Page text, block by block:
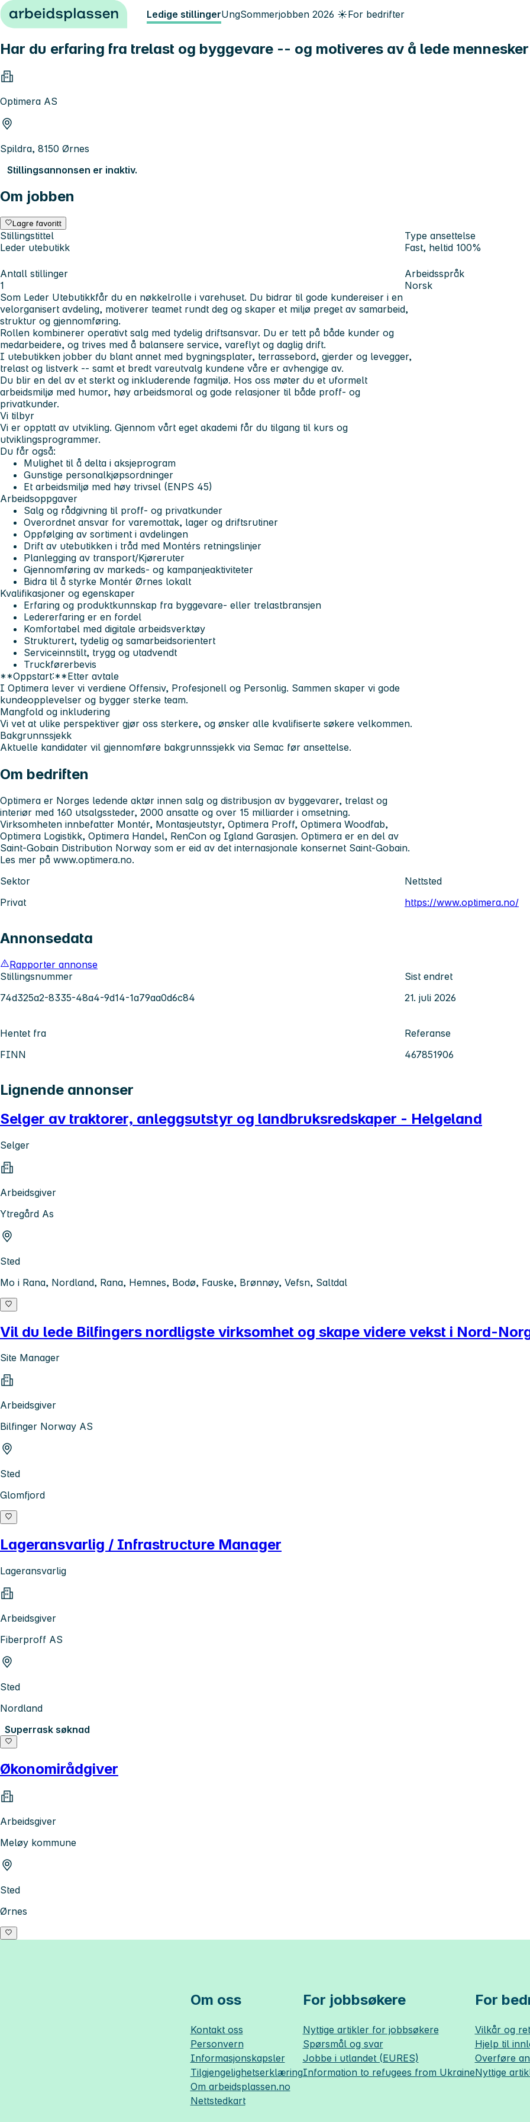
Hopp til innhold Ledige stillingerUngSommerjobben 2026 ☀️For bedrifter
Har du erfaring fra trelast og byggevare -- og motiveres av å lede
Optimera AS
Spildra, 8150 Ørnes
Stillingsannonsen er inaktiv.
Om jobben
Lagre favoritt
Stillingstittel
Leder utebutikk
Type ansettelse
Fast, heltid 100%
Antall stillinger
1
Arbeidsspråk
Norsk
Som Leder Utebutikkfår du en nøkkelrolle i varehuset. Du bidrar til gode kundereiser i en
velorganisert avdeling, motiverer teamet rundt deg og skaper et miljø preget av samarbeid,
struktur og gjennomføring.
Rollen kombinerer operativt salg med tydelig driftsansvar. Du er tett på både kunder og
medarbeidere, og trives med å balansere service, vareflyt og daglig drift.
I utebutikken jobber du blant annet med bygningsplater, terrassebord, gjerder og levegger,
trelast og listverk -- samt et bredt vareutvalg kundene våre er avhengige av.
Du blir en del av et sterkt og inkluderende fagmiljø. Hos oss møter du et uformelt
arbeidsmiljø med humor, høy arbeidsmoral og gode relasjoner til både proff- og
privatkunder.
Vi tilbyr
Vi er opptatt av utvikling. Gjennom vårt eget akademi får du tilgang til kurs og
utviklingsprogrammer.
Du får også:
Mulighet til å delta i aksjeprogram
Gunstige personalkjøpsordninger
Et arbeidsmiljø med høy trivsel (ENPS 45)
Arbeidsoppgaver
Salg og rådgivning til proff- og privatkunder
Overordnet ansvar for varemottak, lager og driftsrutiner
Oppfølging av sortiment i avdelingen
Drift av utebutikken i tråd med Montérs retningslinjer
Planlegging av transport/Kjøreruter
Gjennomføring av markeds- og kampanjeaktiviteter
Bidra til å styrke Montér Ørnes lokalt
Kvalifikasjoner og egenskaper
Erfaring og produktkunnskap fra byggevare- eller trelastbransjen
Ledererfaring er en fordel
Komfortabel med digitale arbeidsverktøy
Strukturert, tydelig og samarbeidsorientert
Serviceinnstilt, trygg og utadvendt
Truckførerbevis
**Oppstart:**Etter avtale
I Optimera lever vi verdiene Offensiv, Profesjonell og Personlig. Sammen skaper vi gode
kundeopplevelser og bygger sterke team.
Mangfold og inkludering
Vi vet at ulike perspektiver gjør oss sterkere, og ønsker alle kvalifiserte søkere velkommen.
Bakgrunnssjekk
Aktuelle kandidater vil gjennomføre bakgrunnssjekk via Semac før ansettelse.
Om bedriften
Optimera er Norges ledende aktør innen salg og distribusjon av byggevarer, trelast og
interiør med 160 utsalgssteder, 2000 ansatte og over 15 milliarder i omsetning.
Virksomheten innbefatter Montér, Montasjeutstyr, Optimera Proff, Optimera Woodfab,
Optimera Logistikk, Optimera Handel, RenCon og Igland Garasjen. Optimera er en del av
Saint-Gobain Distribution Norway som er eid av det internasjonale konsernet Saint-Gobain.
Les mer på www.optimera.no.
Sektor
Privat
Nettsted
https://www.optimera.no/
Annonsedata
Rapporter annonse
Stillingsnummer
74d325a2-8335-48a4-9d14-1a79aa0d6c84
Sist endret
21. juli 2026
Hentet fra
FINN
Referanse
467851906
Lignende annonser
Selger av traktorer, anleggsutstyr og landbruksredskaper - Helgeland
Selger
Arbeidsgiver
Ytregård As
Sted
Mo i Rana, Nordland, Rana, Hemnes, Bodø, Fauske, Brønnøy, Vefsn, Saltdal
Vil du lede Bilfingers nordligste virksomhet og skape videre vekst i Nord-
Site Manager
Arbeidsgiver
Bilfinger Norway AS
Sted
Glomfjord
Lageransvarlig / Infrastructure Manager
Lageransvarlig
Arbeidsgiver
Fiberproff AS
Sted
Nordland
Superrask søknad
Økonomirådgiver
Arbeidsgiver
Meløy kommune
Sted
Ørnes
Om oss
Kontakt oss
Personvern
Informasjonskapsler
Tilgjengelighetserklæring
Om arbeidsplassen.no
Nettstedkart
For jobbsøkere
Nyttige artikler for jobbsøkere
Spørsmål og svar
Jobbe i utlandet (EURES)
Information to refugees from Ukraine
For
Vilkår og
Hjelp til
Overføre
Nyttige